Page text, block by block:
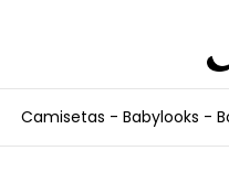
Camisetas - Babylooks -